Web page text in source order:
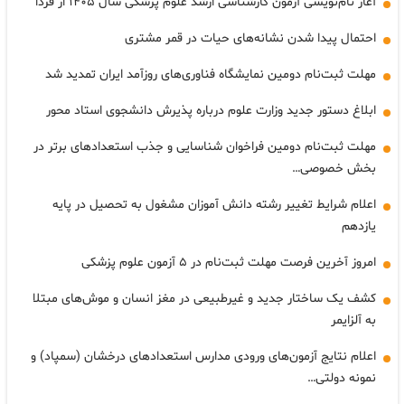
احتمال پیدا شدن نشانه‌های حیات در قمر مشتری
مهلت ثبت‌نام دومین نمایشگاه فناوری‌های روزآمد ایران تمدید شد
ابلاغ دستور جدید وزارت علوم درباره پذیرش دانشجوی استاد محور
مهلت ثبت‌نام دومین فراخوان شناسایی و جذب استعدادهای برتر در
بخش خصوصی…
اعلام شرایط تغییر رشته دانش آموزان مشغول به تحصیل در پایه
یازدهم
امروز آخرین فرصت مهلت ثبت‌نام در ۵ آزمون علوم پزشکی
کشف یک ساختار جدید و غیرطبیعی در مغز انسان و موش‌های مبتلا
به آلزایمر
اعلام نتایج آزمون‌های ورودی مدارس استعدادهای درخشان (سمپاد) و
نمونه دولتی…